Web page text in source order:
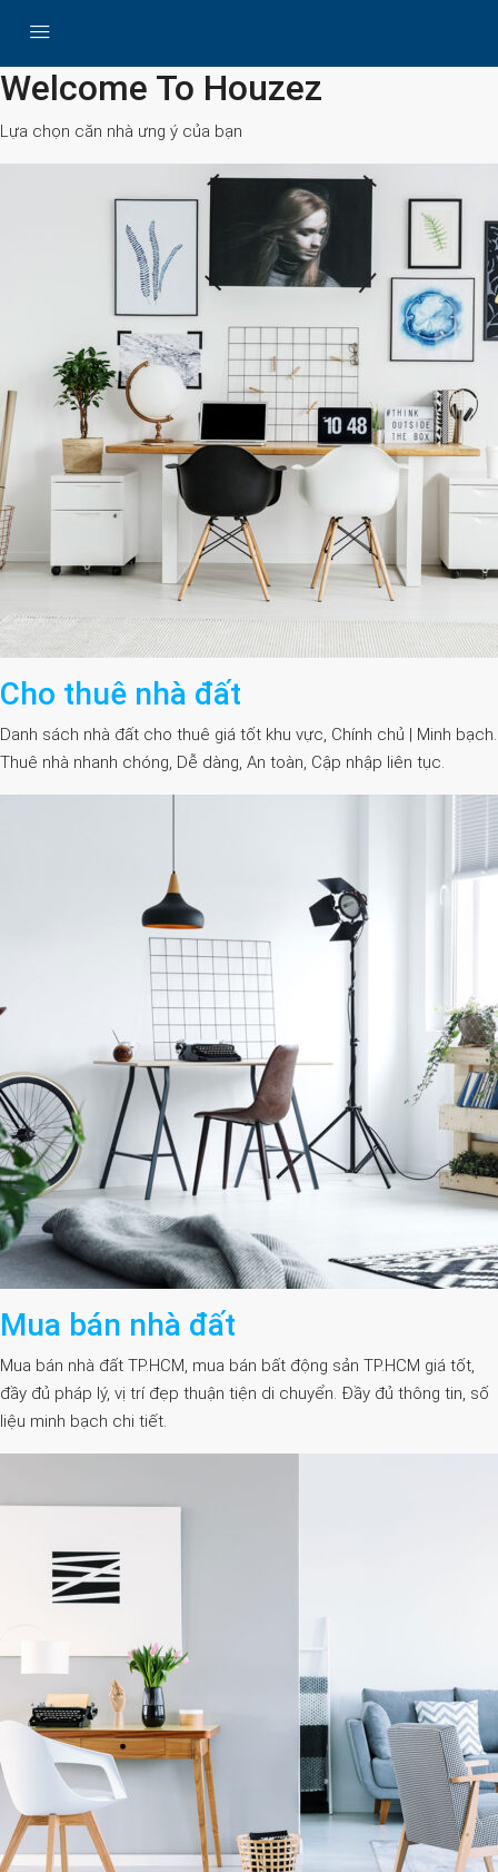
Search
Welcome To Houzez
Lựa chọn căn nhà ưng ý của bạn
Cho thuê nhà đất
Danh sách nhà đất cho thuê giá tốt khu vực, Chính chủ | Minh bạch.
Thuê nhà nhanh chóng, Dễ dàng, An toàn, Cập nhập liên tục.
Mua bán nhà đất
Mua bán nhà đất TP.HCM, mua bán bất động sản TP.HCM giá tốt,
đầy đủ pháp lý, vị trí đẹp thuận tiện di chuyển. Đầy đủ thông tin, số
liệu minh bạch chi tiết.